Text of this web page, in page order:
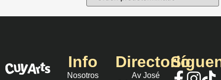
Info
Nosotros
Directorio
Av José